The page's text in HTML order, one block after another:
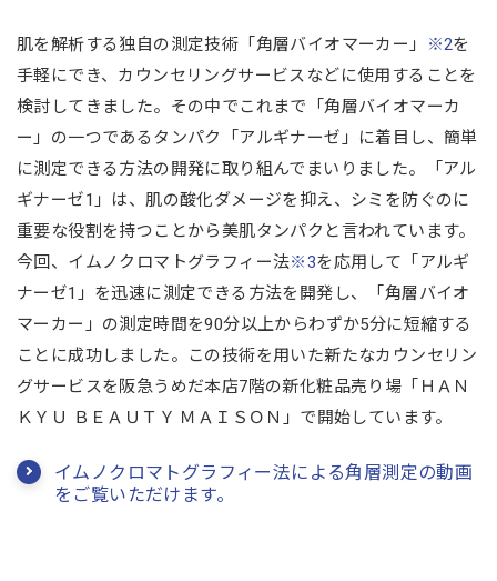
肌を解析する独自の測定技術「角層バイオマーカー」 ※2を
手軽にでき、カウンセリングサービスなどに使用することを
検討してきました。その中でこれまで「角層バイオマーカ
ー」の一つであるタンパク「アルギナーゼ」に着目し、簡単
に測定できる方法の開発に取り組んでまいりました。「アル
ギナーゼ1」は、肌の酸化ダメージを抑え、シミを防ぐのに
重要な役割を持つことから美肌タンパクと言われています。
今回、イムノクロマトグラフィー法※3を応用して「アルギ
ナーゼ1」を迅速に測定できる方法を開発し、「角層バイオ
マーカー」の測定時間を90分以上からわずか5分に短縮する
ことに成功しました。この技術を用いた新たなカウンセリン
グサービスを阪急うめだ本店7階の新化粧品売り場「ＨＡＮ
ＫＹＵ ＢＥＡＵＴＹ ＭＡＩＳＯＮ」で開始しています。
イムノクロマトグラフィー法による角層測定の動画
をご覧いただけます。